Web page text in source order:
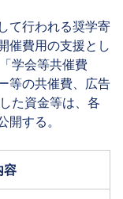
て行われる奨学寄
催費用の支援とし
学会等共催費
等の共催費、広告
た資金等は、各
する。
容